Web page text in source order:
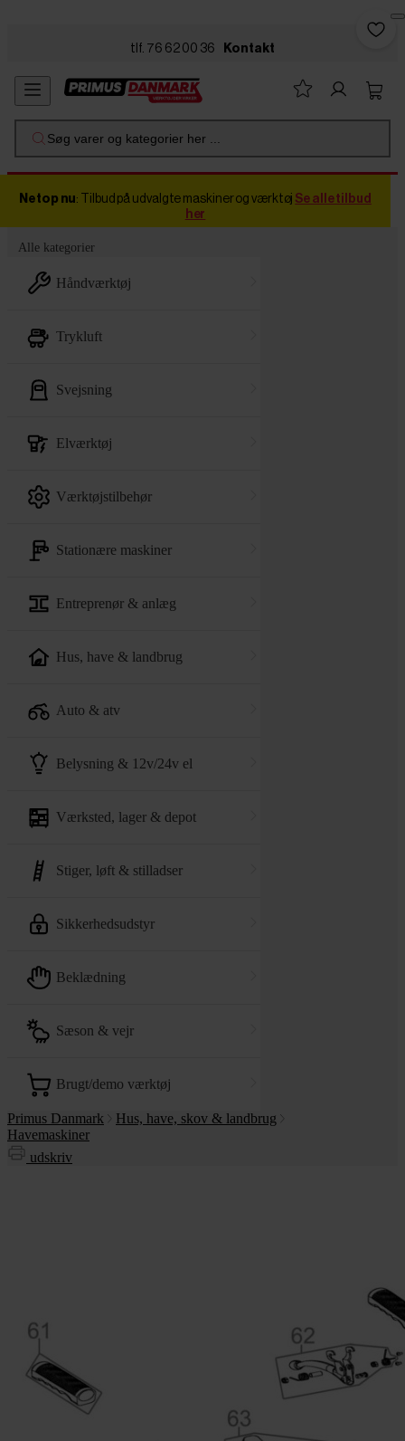
tlf. 76 62 00 36 Kontakt
Søg varer og kategorier her ...
Netop nu: Tilbud på udvalgte maskiner og værktøj Se alle tilbud
her
Alle kategorier
håndværktøj
trykluft
svejsning
elværktøj
værktøjstilbehør
stationære maskiner
entreprenør & anlæg
hus, have & landbrug
auto & atv
belysning & 12v/24v el
værksted, lager & depot
stiger, løft & stilladser
sikkerhedsudstyr
beklædning
sæson & vejr
brugt/demo værktøj
Primus Danmark
Hus, have, skov & landbrug
Havemaskiner
udskriv